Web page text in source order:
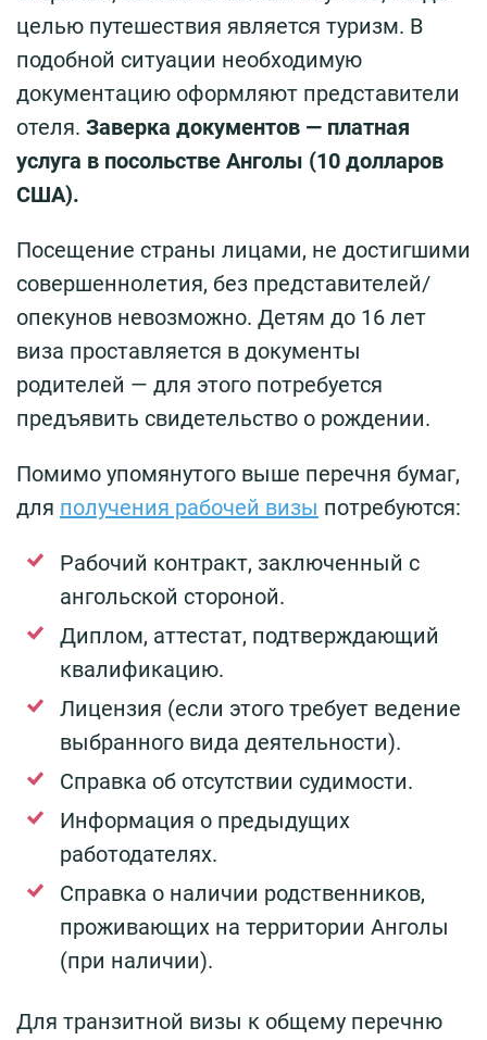
целью путешествия является туризм. В
подобной ситуации необходимую
документацию оформляют представители
отеля. Заверка документов — платная
услуга в посольстве Анголы (10 долларов
США).
Посещение страны лицами, не достигшими
совершеннолетия, без представителей/
опекунов невозможно. Детям до 16 лет
виза проставляется в документы
родителей — для этого потребуется
предъявить свидетельство о рождении.
Помимо упомянутого выше перечня бумаг,
для получения рабочей визы потребуются:
Рабочий контракт, заключенный с
ангольской стороной.
Диплом, аттестат, подтверждающий
квалификацию.
Лицензия (если этого требует ведение
выбранного вида деятельности).
Справка об отсутствии судимости.
Информация о предыдущих
работодателях.
Справка о наличии родственников,
проживающих на территории Анголы
(при наличии).
Для транзитной визы к общему перечню